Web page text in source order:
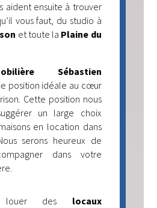
aident ensuite à trouver
vous faut, du studio à
et toute la Plaine du
Sébastien
position idéale au cœur
Cette position nous
un large choix
en location dans
serons heureux de
dans votre
louer des locaux